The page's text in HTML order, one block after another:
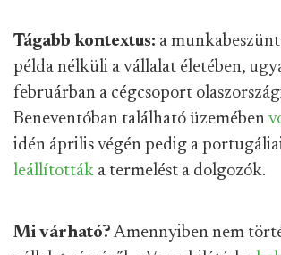
Tágabb kontextus: a
példa nélküli a vállalat életében,
februárban a cégcsoport
Beneventóban található üzemében
idén április végén pedig a
leállították a termelést a dolgozók.
Mi várható? Amennyiben nem